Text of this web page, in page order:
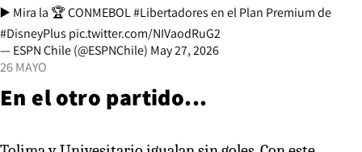
▶️ Mira la 🏆 CONMEBOL#Libertadoresen el Plan Premium de
#DisneyPlus pic.twitter.com/NIVaodRuG2
— ESPN Chile (@ESPNChile) May 27, 2026
26 MAYO
En el otro partido...